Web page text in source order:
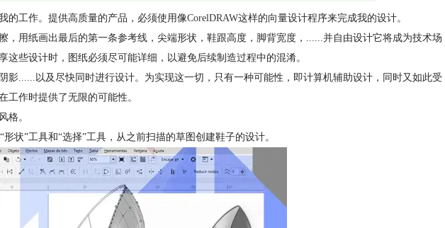
的工作。提供高质量的产品，必须使用像CorelDRAW这样的向量设计程序来完成我的设计。
，用纸画出最后的第一条参考线，尖端形状，鞋跟高度，脚背宽度，......并自由设计它将成为技术场
些设计时，图纸必须尽可能详细，以避免后续制造过程中的混淆。
影......以及尽快同时进行设计。为实现这一切，只有一种可能性，即计算机辅助设计，同时又如此受
工作时提供了无限的可能性。
格。
状”工具和“选择”工具，从之前扫描的草图创建鞋子的设计。